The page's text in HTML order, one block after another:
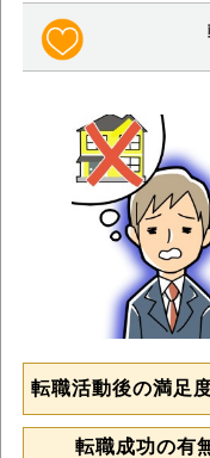
転職活動後の満足
転職成功の有